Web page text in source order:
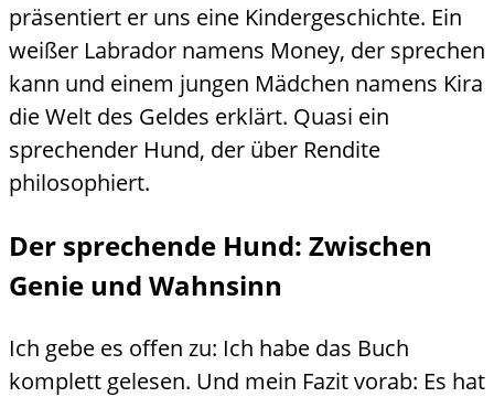
präsentiert er uns eine Kindergeschichte. Ein
weißer Labrador namens Money, der sprechen
kann und einem jungen Mädchen namens Kira
die Welt des Geldes erklärt. Quasi ein
sprechender Hund, der über Rendite
philosophiert.
Der sprechende Hund: Zwischen
Genie und Wahnsinn
Ich gebe es offen zu: Ich habe das Buch
komplett gelesen. Und mein Fazit vorab: Es hat